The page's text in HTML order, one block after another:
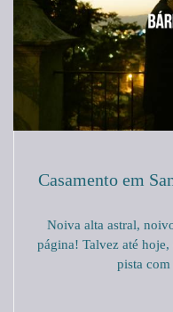
Casamento em
Noiva alta astral,
página! Talvez até
pista